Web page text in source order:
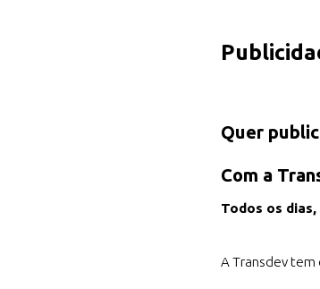
Quer
Com a
Todos os
A Transdev tem